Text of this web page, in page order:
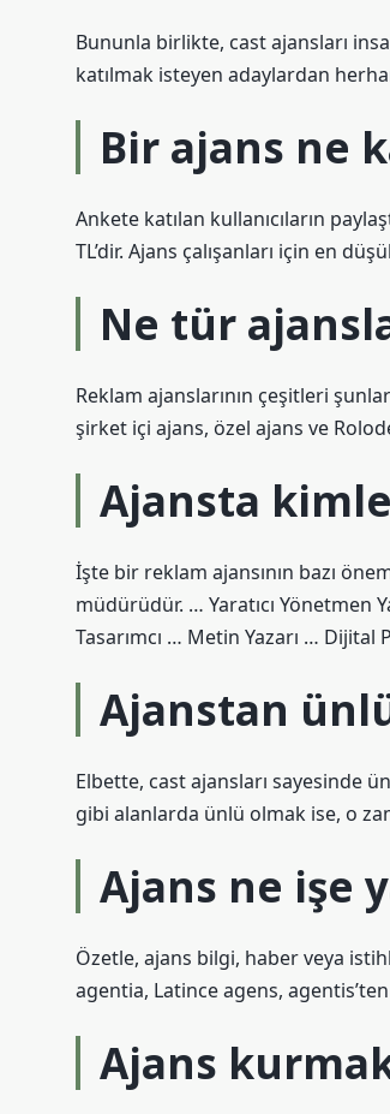
Bununla birlikte, cast ajansları
katılmak isteyen adaylardan
Bir ajans ne
Ankete katılan kullanıcıların
TL’dir. Ajans çalışanları için en
Ne tür
Reklam ajanslarının çeşitleri
şirket içi ajans, özel ajans ve
Ajansta
İşte bir reklam ajansının bazı
müdürüdür. … Yaratıcı Yönetmen
Tasarımcı … Metin Yazarı …
Ajanstan
Elbette, cast ajansları sayesinde
gibi alanlarda ünlü olmak ise, o
Ajans ne işe
Özetle, ajans bilgi, haber veya
agentia, Latince agens,
Ajans